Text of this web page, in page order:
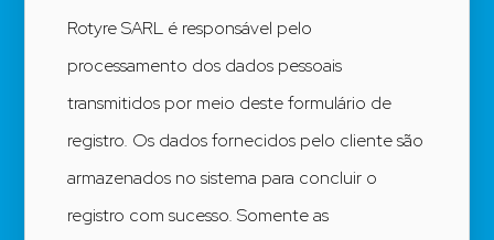
Rotyre SARL é responsável pelo
processamento dos dados pessoais
transmitidos por meio deste formulário de
registro. Os dados fornecidos pelo cliente são
armazenados no sistema para concluir o
registro com sucesso. Somente as